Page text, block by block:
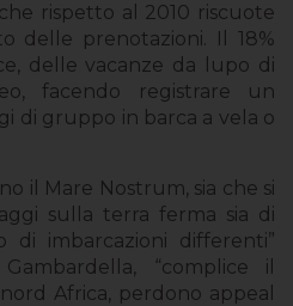
rispetto al 2010 riscuote
delle prenotazioni. Il 18%
delle vacanze da lupo di
facendo registrare un
di gruppo in barca a vela o
il Mare Nostrum, sia che si
sulla terra ferma sia di
imbarcazioni differenti”
“complice il
Africa, perdono appeal